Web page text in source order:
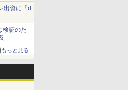
出資に「d
検証のた
もっと見る